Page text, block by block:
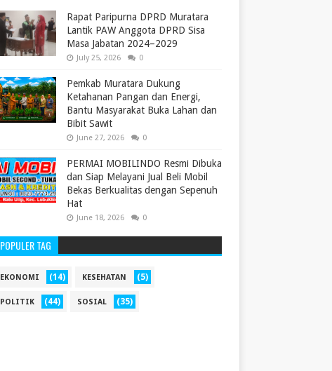
‎Rapat Paripurna DPRD Muratara
Lantik PAW Anggota DPRD Sisa
Masa Jabatan 2024–2029 ‎
July 25, 2026 0
Pemkab Muratara Dukung
Ketahanan Pangan dan Energi,
Bantu Masyarakat Buka Lahan dan
Bibit Sawit
June 27, 2026 0
PERMAI MOBILINDO Resmi Dibuka
dan Siap Melayani Jual Beli Mobil
Bekas Berkualitas dengan Sepenuh
Hat
June 18, 2026 0
POPULER TAG
EKONOMI (14) KESEHATAN (5)
POLITIK (44) SOSIAL (35)